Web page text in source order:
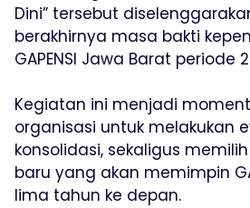
Dini” tersebut
berakhirnya masa bakti
GAPENSI Jawa Barat periode
Kegiatan ini menjadi
organisasi untuk melakukan
konsolidasi, sekaligus
baru yang akan memimpin
lima tahun ke depan.